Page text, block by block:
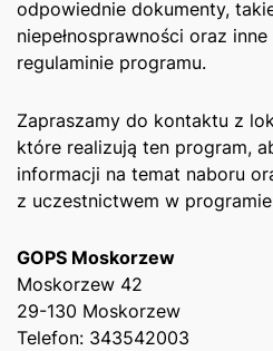
odpowiednie dokumenty,
niepełnosprawności ⁤oraz
regulaminie programu.
Zapraszamy do kontaktu z
które⁣ realizują ten ‍program,
informacji ⁢na temat naboru
z uczestnictwem w
GOPS Moskorzew
Moskorzew 42
29-130 ⁣Moskorzew​ ⁢
Telefon: ‌343542003